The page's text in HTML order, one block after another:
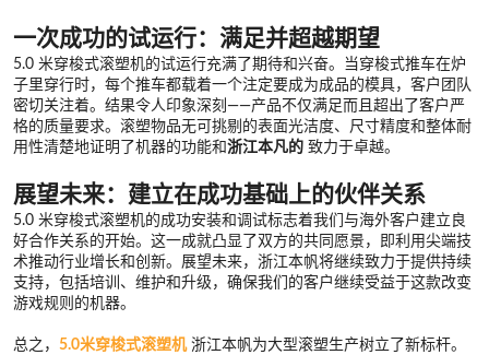
一次成功的试运行：满足并超越期望
5.0 米穿梭式滚塑机的试运行充满了期待和兴奋。当穿梭式推车在炉
子里穿行时，每个推车都载着一个注定要成为成品的模具，客户团队
密切关注着。结果令人印象深刻——产品不仅满足而且超出了客户严
格的质量要求。滚塑物品无可挑剔的表面光洁度、尺寸精度和整体耐
用性清楚地证明了机器的功能和浙江本凡的 致力于卓越。
展望未来：建立在成功基础上的伙伴关系
5.0 米穿梭式滚塑机的成功安装和调试标志着我们与海外客户建立良
好合作关系的开始。这一成就凸显了双方的共同愿景，即利用尖端技
术推动行业增长和创新。展望未来，浙江本帆将继续致力于提供持续
支持，包括培训、维护和升级，确保我们的客户继续受益于这款改变
游戏规则的机器。
总之， 5.0米穿梭式滚塑机 浙江本帆为大型滚塑生产树立了新标杆。